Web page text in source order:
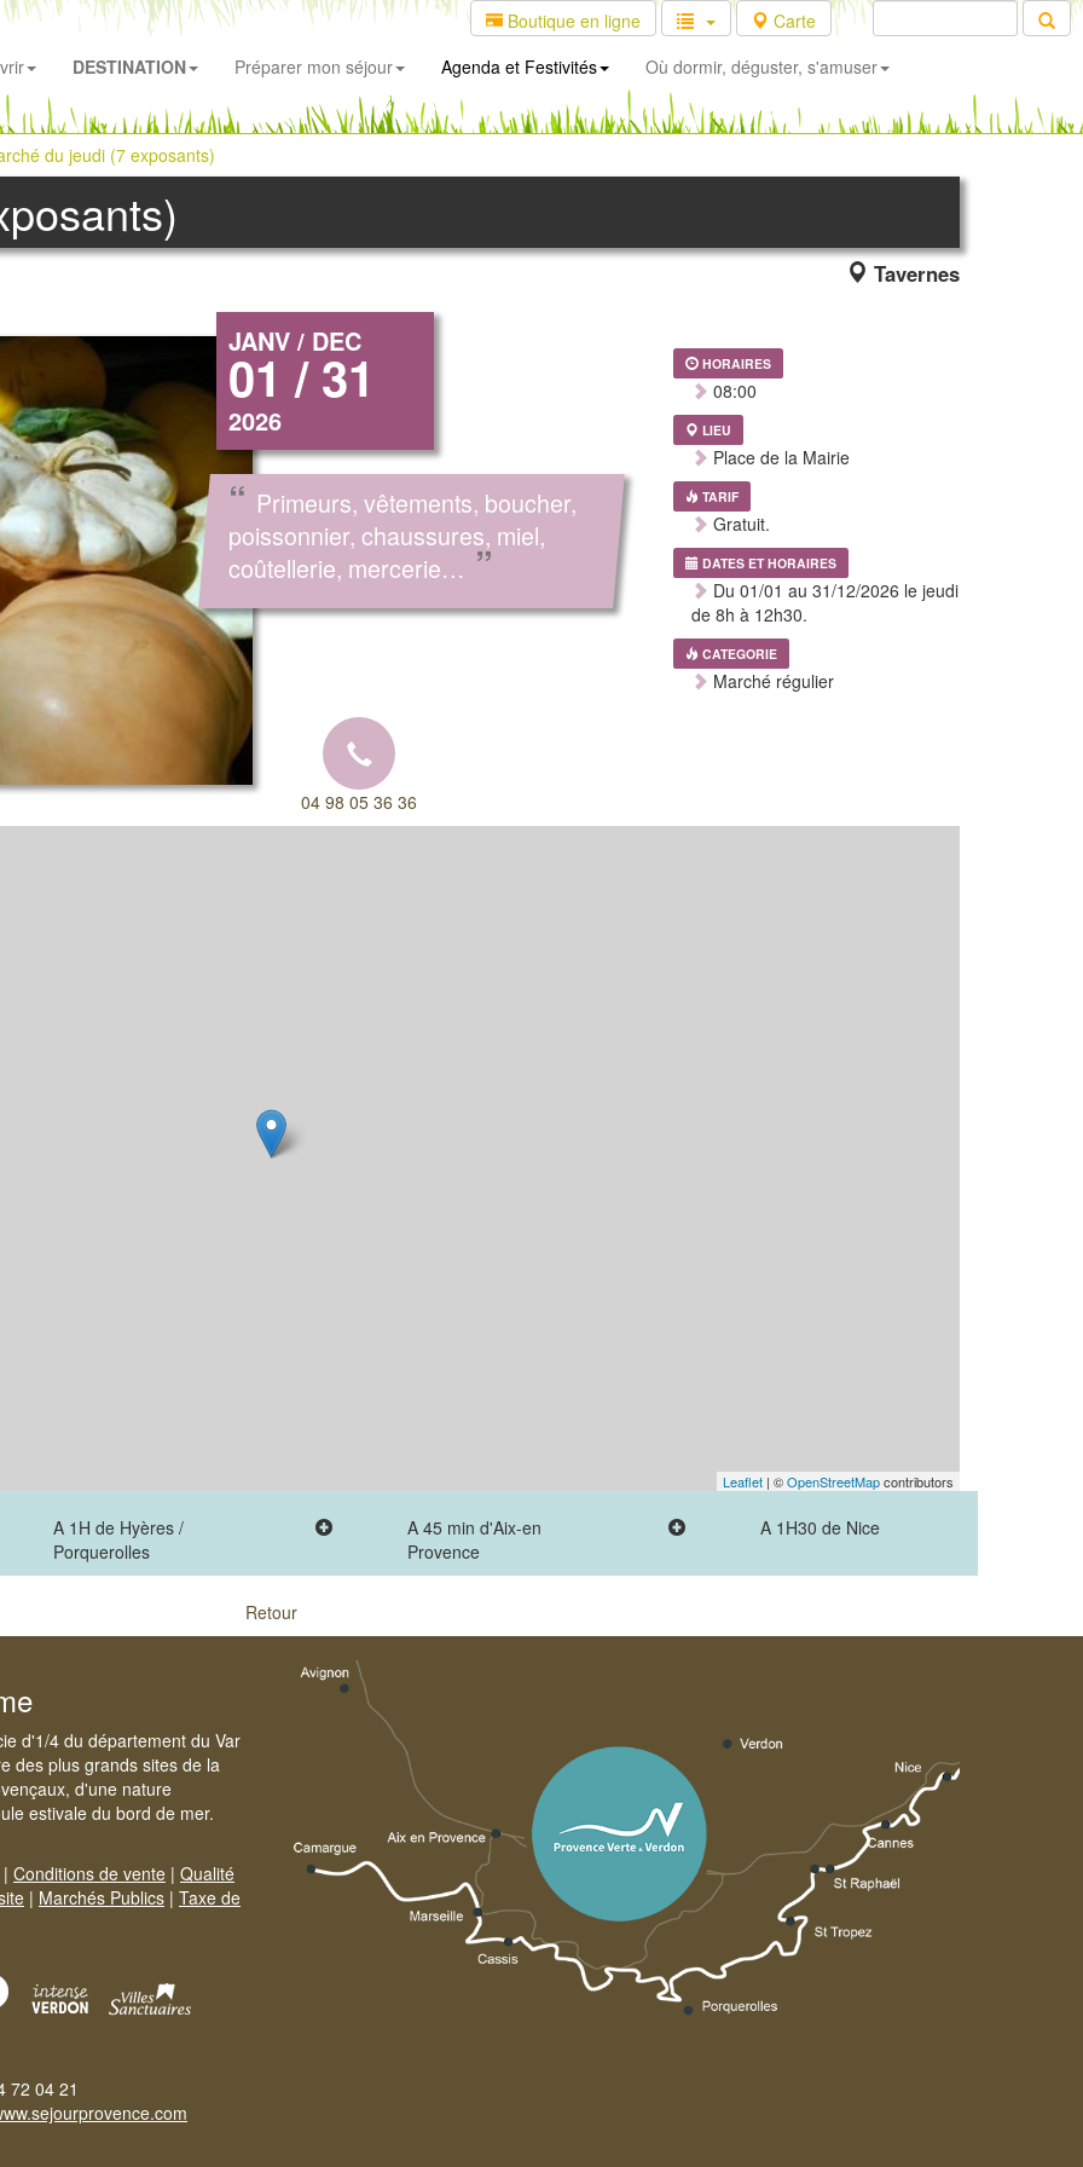
Boutique en ligne
Carte
DESTINATION Préparer mon séjour Agenda et Festivités Où dormir, déguster, s'amuser
du jeudi (7 exposants)
Tavernes
JANV / DEC
01 / 31
2026
“ Primeurs, vêtements, boucher,
poissonnier, chaussures, miel,
coûtellerie, mercerie… ”
HORAIRES
08:00
LIEU
Place de la Mairie
TARIF
Gratuit.
DATES ET HORAIRES
Du 01/01 au 31/12/2026 le jeudi
de 8h à 12h30.
CATEGORIE
Marché régulier
04 98 05 36 36
Leaflet | ©OpenStreetMapcontributors
A 1H de Hyères /
Porquerolles
A 45 min d'Aix-en
Provence
A 1H30 de Nice
Retour
d'1/4 du département du Var
des plus grands sites de la
d'une nature
estivale du bord de mer.
| Conditions de vente | Qualité
| Marchés Publics | Taxe de
72 04 21